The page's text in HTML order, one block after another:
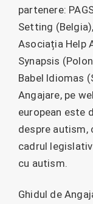
partenere:
Setting
Asociația Help
Synapsis
Babel Idiomas
Angajare, pe
european este
despre autism,
cadrul
cu autism.
Ghidul de